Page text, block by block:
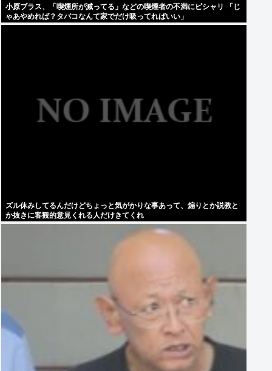
小原ブラス、「喫煙所が減ってる」などの喫煙者の不満にピシャリ 「じ
ゃあやめれば？タバコなんて家でだけ吸ってればいい」
ズル休みしてるんだけどちょっと気がかりな事あって、煽りとか説教と
か抜きに客観的意見くれる人だけきてくれ